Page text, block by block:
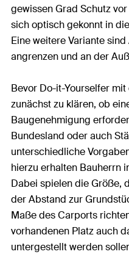
gewissen Grad Schutz
sich optisch gekonnt in
Eine weitere Variante
angrenzen und an der
Bevor Do-it-Yourselfer
zunächst zu klären, ob
Baugenehmigung
Bundesland oder auch
unterschiedliche
hierzu erhalten Bauherrn
Dabei spielen die Größe,
der Abstand zur
Maße des Carports
vorhandenen Platz auch
untergestellt werden